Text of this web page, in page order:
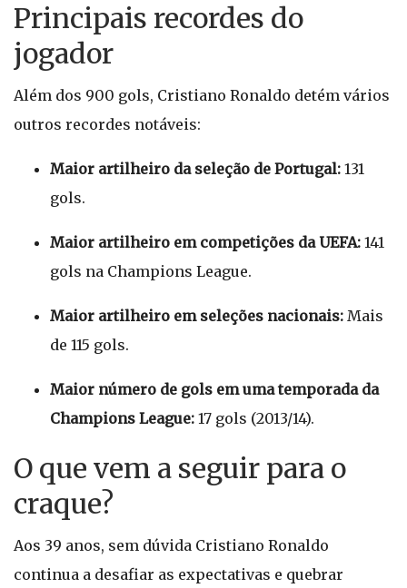
Principais recordes do
jogador
Além dos 900 gols, Cristiano Ronaldo detém vários
outros recordes notáveis:
Maior artilheiro da seleção de Portugal: 131
gols.
Maior artilheiro em competições da UEFA: 141
gols na Champions League.
Maior artilheiro em seleções nacionais: Mais
de 115 gols.
Maior número de gols em uma temporada da
Champions League: 17 gols (2013/14).
O que vem a seguir para o
craque?
Aos 39 anos, sem dúvida Cristiano Ronaldo
continua a desafiar as expectativas e quebrar